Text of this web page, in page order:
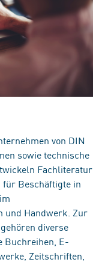
von DIN
sowie technische
Fachliteratur
Beschäftigte in
und Handwerk. Zur
diverse
Buchreihen, E-
Zeitschriften,